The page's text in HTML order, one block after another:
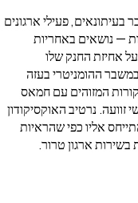
בעיתונאים, פעילי ארגונים
— נושאים באחריות
אחיזת החנק שלו
ההומניטרי בעזה
המזוהים עם חמאס
נרטיב האוקסיקודון
אליו כפי שהראיות
בשירות ארגון טרור.